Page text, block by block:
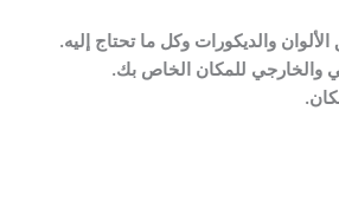
والديكورات وكل ما تحتاج إليه.
والخارجي للمكان الخاص بك.